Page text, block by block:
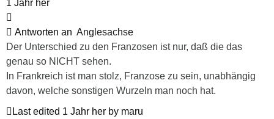
1 Jahr her
Antworten an Anglesachse
Der Unterschied zu den Franzosen ist nur, daß die das
genau so NICHT sehen.
In Frankreich ist man stolz, Franzose zu sein, unabhängig
davon, welche sonstigen Wurzeln man noch hat.
Last edited 1 Jahr her by maru